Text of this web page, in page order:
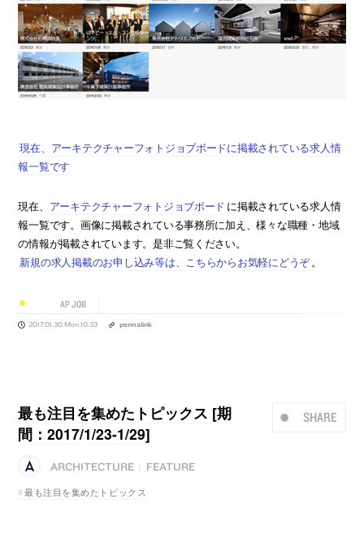
現在、アーキテクチャーフォトジョブボードに掲載されている求人情
報一覧です
現在、 アーキテクチャーフォトジョブボード に掲載されている求人情
報一覧です。画像に掲載されている事務所に加え、様々な職種・地域
の情報が掲載されています。是非ご覧ください。
新規の求人掲載のお申し込み等は、こちらからお気軽にどうぞ。
AP JOB
2017.01.30 Mon 10:33 permalink
SHARE
最も注目を集めたトピックス [期
間：2017/1/23-1/29]
ARCHITECTURE
FEATURE
最も注目を集めたトピックス